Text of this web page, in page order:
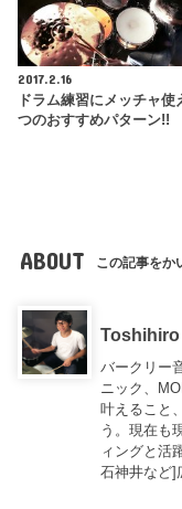
2017.2.16
ドラム練習にメッチャ使
つのおすすめパターン!!
ABOUT この記事をか
バークリー
ニック、
叶えること
う。現在も
ィングと活
石神井など]